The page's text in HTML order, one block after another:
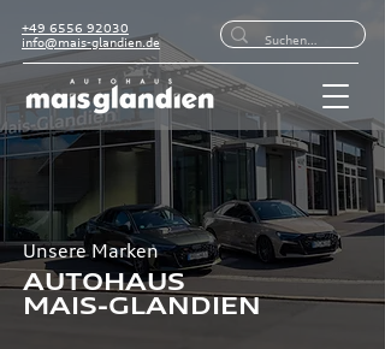
+49 6556 92030
info@mais-glandien.de
Unsere Marken
AUTOHAUS
MAIS-GLANDIEN